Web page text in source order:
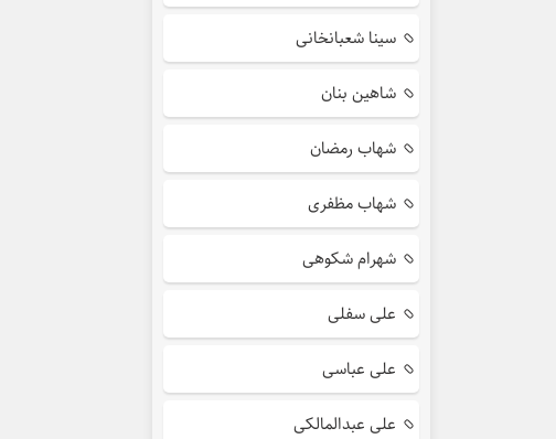
سینا شعبانخانی
شاهین بنان
شهاب رمضان
شهاب مظفری
شهرام شکوهی
علی سفلی
علی عباسی
علی عبدالمالکی